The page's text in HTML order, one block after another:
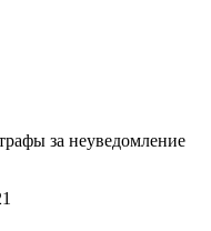
за неуведомление